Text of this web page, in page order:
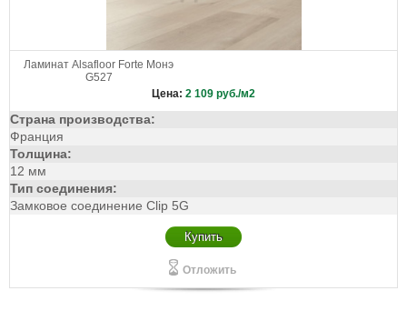
Ламинат Alsafloor Forte Монэ
G527
Цена: 2 109 руб./м2
Страна производства:
Франция
Толщина:
12 мм
Тип соединения:
Замковое соединение Clip 5G
Купить
Отложить